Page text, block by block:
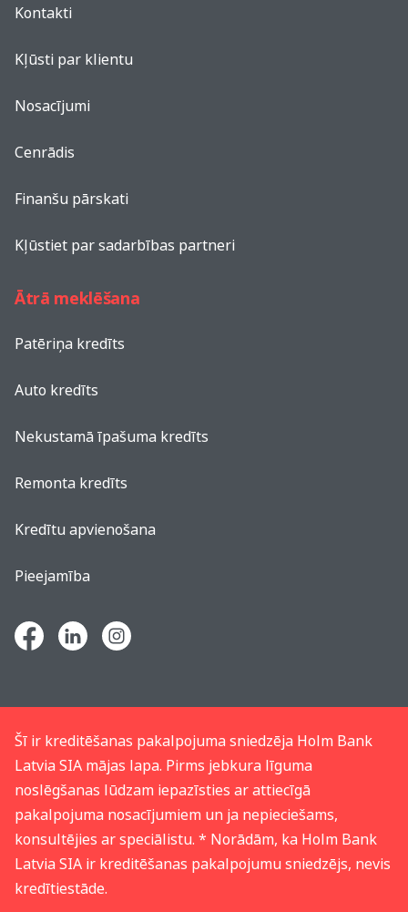
Kontakti
Kļūsti par klientu
Nosacījumi
Cenrādis
Finanšu pārskati
Kļūstiet par sadarbības partneri
Ātrā meklēšana
Patēriņa kredīts
Auto kredīts
Nekustamā īpašuma kredīts
Remonta kredīts
Kredītu apvienošana
Pieejamība
Šī ir kreditēšanas pakalpojuma sniedzēja Holm Bank
Latvia SIA mājas lapa. Pirms jebkura līguma
noslēgšanas lūdzam iepazīsties ar attiecīgā
pakalpojuma nosacījumiem un ja nepieciešams,
konsultējies ar speciālistu. * Norādām, ka Holm Bank
Latvia SIA ir kreditēšanas pakalpojumu sniedzējs, nevis
kredītiestāde.